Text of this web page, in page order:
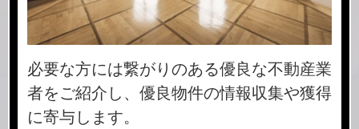
必要な方には繋がりのある優良な不動産業
者をご紹介し、優良物件の情報収集や獲得
に寄与します。